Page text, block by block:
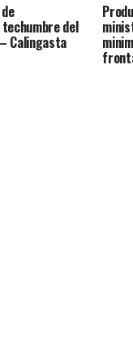
del
Calingasta